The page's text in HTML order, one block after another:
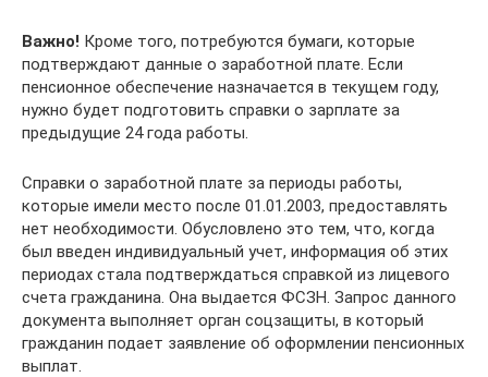
Важно! Кроме того, потребуются бумаги, которые
подтверждают данные о заработной плате. Если
пенсионное обеспечение назначается в текущем году,
нужно будет подготовить справки о зарплате за
предыдущие 24 года работы.
Справки о заработной плате за периоды работы,
которые имели место после 01.01.2003, предоставлять
нет необходимости. Обусловлено это тем, что, когда
был введен индивидуальный учет, информация об этих
периодах стала подтверждаться справкой из лицевого
счета гражданина. Она выдается ФСЗН. Запрос данного
документа выполняет орган соцзащиты, в который
гражданин подает заявление об оформлении пенсионных
выплат.